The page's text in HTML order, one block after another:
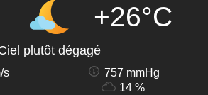
+26°C
plutôt dégagé
s
757 mmHg
14 %